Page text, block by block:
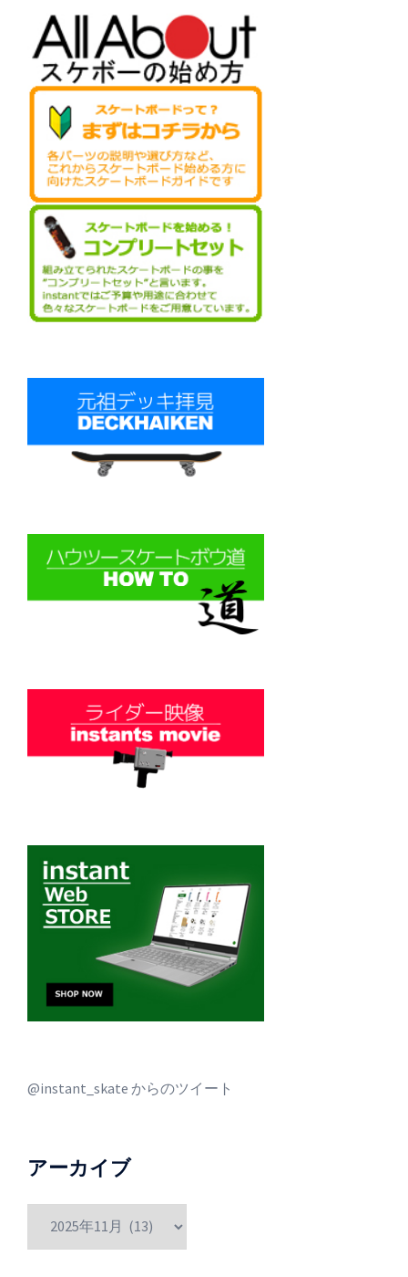
@instant_skate からのツイート
アーカイブ